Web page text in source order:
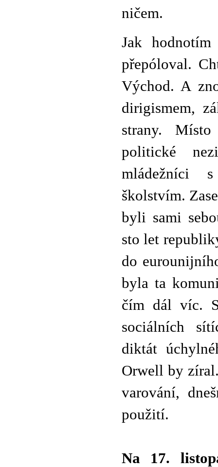
ničem.
Jak
přepóloval.
Východ. A
dirigismem,
strany.
politické
mládežníci
školstvím.
byli sami
sto let
do
byla ta
čím dál víc.
sociálních
diktát
Orwell by
varování,
použití.
Na 17.